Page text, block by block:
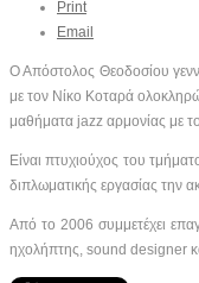
Print
Email
Ο Απόστολος Θεοδοσίου
με τον Νίκο Κοταρά
μαθήματα jazz αρμονίας με
Είναι πτυχιούχος του
διπλωματικής εργασίας
Από το 2006 συμμετέχει
ηχολήπτης, sound designer